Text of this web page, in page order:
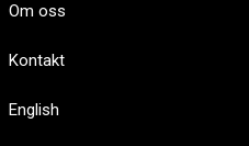
Om oss
Kontakt
English